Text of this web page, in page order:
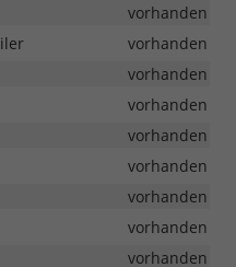
vorhanden
vorhanden
vorhanden
vorhanden
vorhanden
vorhanden
vorhanden
vorhanden
vorhanden